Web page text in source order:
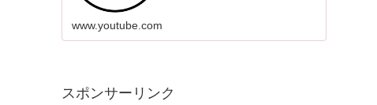
www.youtube.com
スポンサーリンク